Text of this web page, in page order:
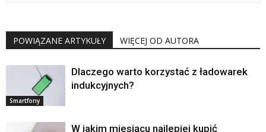
POWIĄZANE ARTYKUŁY WIĘCEJ OD AUTORA
Smartfony
Dlaczego warto korzystać z ładowarek
indukcyjnych?
W jakim miesiącu najlepiej kupić